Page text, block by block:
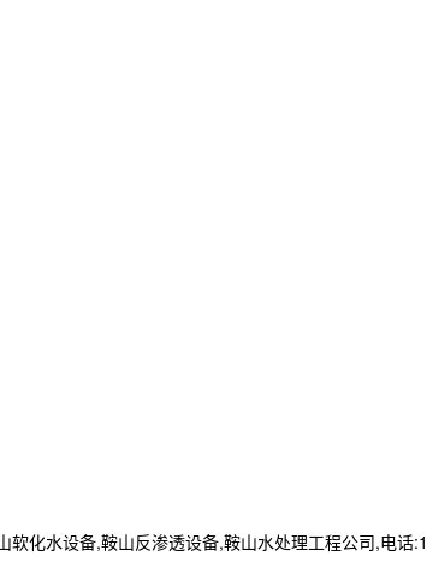
化水设备,鞍山反渗透设备,鞍山水处理工程公司,电话